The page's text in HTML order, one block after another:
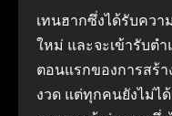
เทนฮากซึ่งได้รับควา
ใหม่ และจะเข้ารับต
ตอนแรกของการสร้
งวด แต่ทุกคนยังไม่ไ